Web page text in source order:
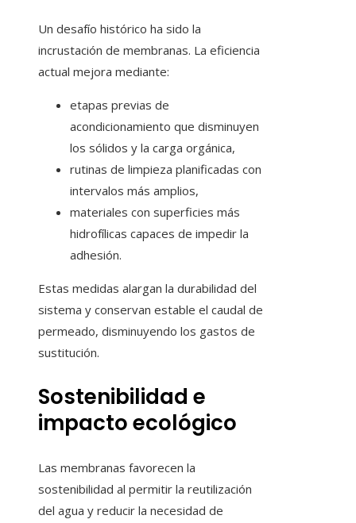
Un desafío histórico ha sido la
incrustación de membranas. La eficiencia
actual mejora mediante:
etapas previas de
acondicionamiento que disminuyen
los sólidos y la carga orgánica,
rutinas de limpieza planificadas con
intervalos más amplios,
materiales con superficies más
hidrofílicas capaces de impedir la
adhesión.
Estas medidas alargan la durabilidad del
sistema y conservan estable el caudal de
permeado, disminuyendo los gastos de
sustitución.
Sostenibilidad e
impacto ecológico
Las membranas favorecen la
sostenibilidad al permitir la reutilización
del agua y reducir la necesidad de